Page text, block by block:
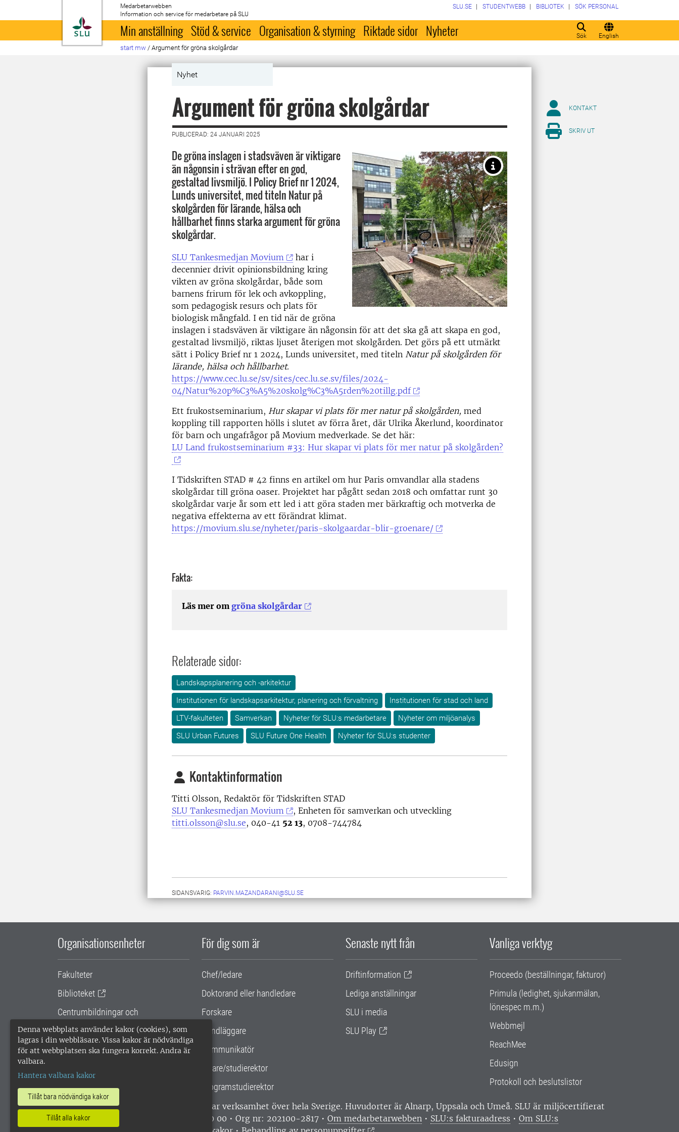
Denna webbplats använder kakor (cookies), som
lagras i din webbläsare. Vissa kakor är nödvändiga
för att webbplatsen ska fungera korrekt. Andra är
valbara.
Hantera valbara kakor
Tillåt bara nödvändiga kakor
Tillåt alla kakor
Till startsida
Medarbetarwebben
Information och service för medarbetare på SLU
Sök English
SLU.SE STUDENTWEBB BIBLIOTEK SÖK PERSONAL
Min anställning Stöd & service Organisation & styrning Riktade sidor Nyheter
start mw / Argument för gröna skolgårdar
Nyhet
Argument för gröna skolgårdar
PUBLICERAD: 24 JANUARI 2025
De gröna inslagen i stadsväven är viktigare
än någonsin i strävan efter en god,
gestaltad livsmiljö. I Policy Brief nr 1 2024,
Lunds universitet, med titeln Natur på
skolgården för lärande, hälsa och
hållbarhet finns starka argument för gröna
skolgårdar.
SLU Tankesmedjan Movium
har i
decennier drivit opinionsbildning kring
vikten av gröna skolgårdar, både som
barnens frirum för lek och avkoppling,
som pedagogisk resurs och plats för
biologisk mångfald. I en tid när de gröna
inslagen i stadsväven är viktigare än någonsin för att det ska gå att skapa en god,
gestaltad livsmiljö, riktas ljuset återigen mot skolgården. Det görs på ett utmärkt
sätt i Policy Brief nr 1 2024, Lunds universitet, med titeln Natur på skolgården för
lärande, hälsa och hållbarhet.
https://www.cec.lu.se/sv/sites/cec.lu.se.sv/files/2024-
04/Natur%20p%C3%A5%20skolg%C3%A5rden%20tillg.pdf
Ett frukostseminarium, Hur skapar vi plats för mer natur på skolgården, med
koppling till rapporten hölls i slutet av förra året, där Ulrika Åkerlund, koordinator
för barn och ungafrågor på Movium medverkade. Se det här:
LU Land frukostseminarium #33: Hur skapar vi plats för mer natur på skolgården?
I Tidskriften STAD # 42 finns en artikel om hur Paris omvandlar alla stadens
skolgårdar till gröna oaser. Projektet har pågått sedan 2018 och omfattar runt 30
skolgårdar varje år som ett led i att göra staden mer bärkraftig och motverka de
negativa effekterna av ett förändrat klimat.
https://movium.slu.se/nyheter/paris-skolgaardar-blir-groenare/
Fakta:
Läs mer om gröna skolgårdar
Relaterade sidor:
Landskapsplanering och -arkitektur
Institutionen för landskapsarkitektur, planering och förvaltning
Institutionen för stad och land
LTV-fakulteten
Samverkan Nyheter för SLU:s medarbetare
Nyheter om miljöanalys
SLU Urban Futures
SLU Future One Health Nyheter för SLU:s studenter
Kontaktinformation
Titti Olsson, Redaktör för Tidskriften STAD
SLU Tankesmedjan Movium
, Enheten för samverkan och utveckling
titti.olsson@slu.se, 040-41 52 13, 0708-744784
SIDANSVARIG: PARVIN.MAZANDARANI@SLU.SE
KONTAKT
SKRIV UT
Organisationsenheter
Fakulteter
Biblioteket
Centrumbildningar och
samarbetsprojekt
Gemensamma verksamhetsstödet
För dig som är
Chef/ledare
Doktorand eller handledare
Forskare
Handläggare
Kommunikatör
Lärare/studierektor
Programstudierektor
Senaste nytt från
Driftinformation
Lediga anställningar
SLU i media
SLU Play
Vanliga verktyg
Proceedo (beställningar, fakturor)
Primula (ledighet, sjukanmälan,
lönespec m.m.)
Webbmejl
ReachMee
Edusign
Protokoll och beslutslistor
SLU, Sveriges lantbruksuniversitet, har verksamhet över hela Sverige. Huvudorter är Alnarp, Uppsala och Umeå. SLU är miljöcertifierat
enligt ISO 14001. •
Telefon: 018-67 10 00 • Org nr: 202100-2817 • Om medarbetarwebben • SLU:s fakturaadress • Om SLU:s